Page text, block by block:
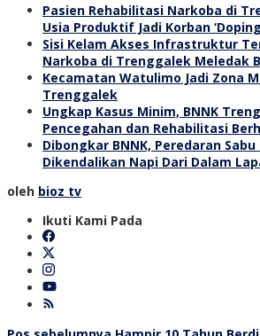
Pasien Rehabilitasi Narkoba di
Usia Produktif Jadi Korban
Sisi Kelam Akses Infrastruktur
Narkoba di Trenggalek Meledak
Kecamatan Watulimo Jadi Zona
Trenggalek
Ungkap Kasus Minim, BNNK
Pencegahan dan Rehabilitasi
Dibongkar BNNK, Peredaran
Dikendalikan Napi Dari Dalam
oleh bioz tv
Ikuti Kami Pada